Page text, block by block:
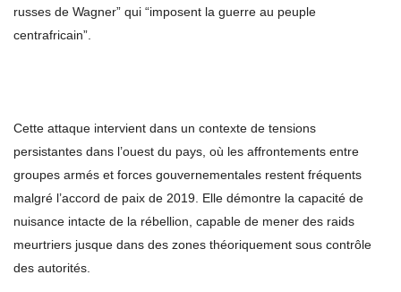
russes de Wagner” qui “imposent la guerre au peuple
centrafricain”.
Cette attaque intervient dans un contexte de tensions
persistantes dans l’ouest du pays, où les affrontements entre
groupes armés et forces gouvernementales restent fréquents
malgré l’accord de paix de 2019. Elle démontre la capacité de
nuisance intacte de la rébellion, capable de mener des raids
meurtriers jusque dans des zones théoriquement sous contrôle
des autorités.